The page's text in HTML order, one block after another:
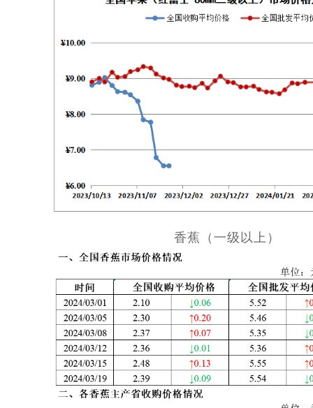
香蕉（一级以上）